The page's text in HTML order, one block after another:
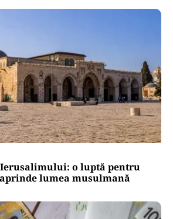
o luptă pentru
lumea musulmană